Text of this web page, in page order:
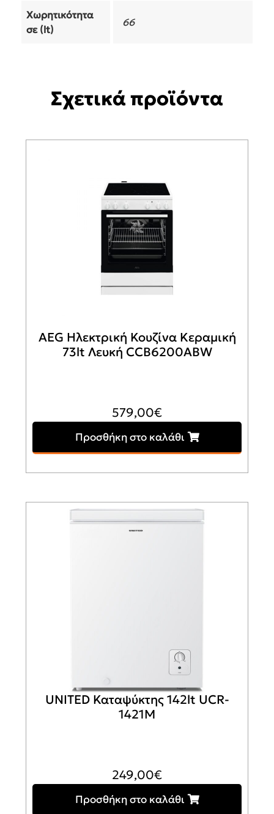
Χωρητικότητα
σε (lt)
66
Σχετικά προϊόντα
AEG Ηλεκτρική Κουζίνα Κεραμική
73lt Λευκή CCB6200ABW
579,00€
Προσθήκη στο καλάθι
UNITED Καταψύκτης 142lt UCR-
1421M
249,00€
Προσθήκη στο καλάθι